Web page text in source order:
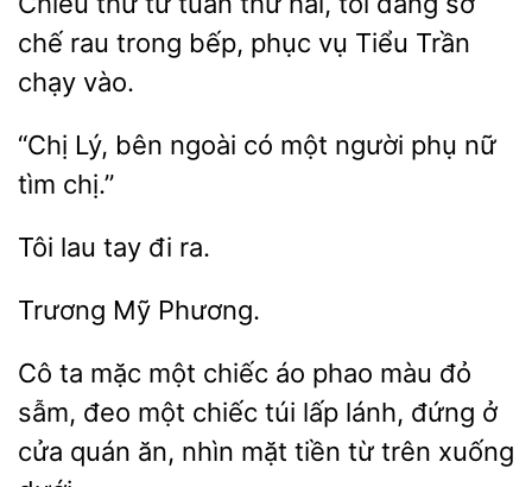
chế rau
bếp, phục vụ Tiểu Trần
chạy vào.
“Chị Lý, bên ngoài có
phụ nữ
chị.”
lau ra.
ta mặc một
áo phao màu đỏ
sẫm, đeo một chiếc túi lấp lánh, đứng ở
cửa quán ăn, nhìn mặt tiền từ trên xuống